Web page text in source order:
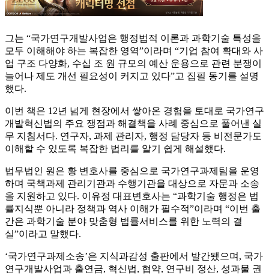
그는 “국가연구개발사업은 행정법적 이론과 과학기술 특성을
모두 이해해야 하는 복잡한 영역”이라며 “기업 참여 확대와 사
업 구조 다양화, 수십 조 원 규모의 예산 운용으로 관련 분쟁이
늘어나 제도 개선 필요성이 커지고 있다”고 집필 동기를 설명
했다.
이번 책은 12년 넘게 현장에서 쌓아온 경험을 토대로 국가연구
개발혁신법의 주요 쟁점과 해결책을 사례 중심으로 풀어낸 실
무 지침서다. 연구자, 과제 관리자, 행정 담당자 등 비전문가도
이해할 수 있도록 복잡한 법리를 알기 쉽게 해설했다.
법무법인 원은 황 변호사를 중심으로 국가연구과제팀을 운영
하며 국책과제 관리기관과 수행기관을 대상으로 자문과 소송
을 지원하고 있다. 이유정 대표변호사는 “과학기술 행정은 법
률지식뿐 아니라 정책과 역사 이해가 필수적”이라며 “이번 출
간은 과학기술 분야 맞춤형 법률서비스를 위한 노력의 결
실”이라고 말했다.
‘국가연구과제소송’은 지식과감성 출판에서 발간됐으며, 국가
연구개발사업과 출연금, 혁신법, 협약, 연구비 정산, 성과물 권